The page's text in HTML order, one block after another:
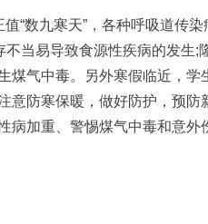
数九寒天”，各种呼吸道传染
不当易导致食源性疾病的发生;
煤气中毒。另外寒假临近，学
意防寒保暖，做好防护，预防
病加重、警惕煤气中毒和意外